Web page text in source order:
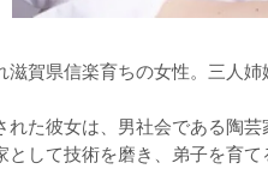
賀県信楽育ちの女性。三人
た彼女は、男社会である陶
して技術を磨き、弟子を育て